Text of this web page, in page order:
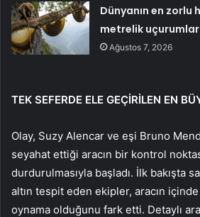
Dünyanın en zorlu
metrelik
Ağustos 7, 2026
TEK SEFERDE ELE GEÇİRİLEN EN
Olay, Suzy Alencar ve eşi Bruno
seyahat ettiği aracın bir kontrol
durdurulmasıyla başladı. İlk bakışta
altın tespit eden ekipler, aracın
oynama olduğunu fark etti. Detaylı